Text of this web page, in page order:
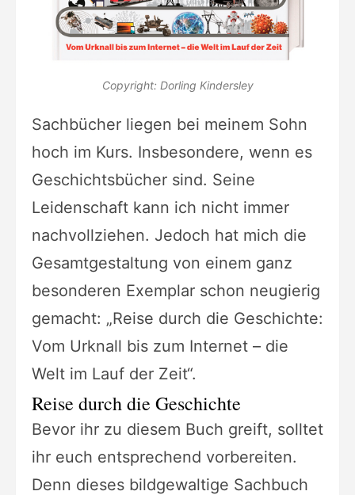
Copyright: Dorling Kindersley
Sachbücher liegen bei meinem Sohn
hoch im Kurs. Insbesondere, wenn es
Geschichtsbücher sind. Seine
Leidenschaft kann ich nicht immer
nachvollziehen. Jedoch hat mich die
Gesamtgestaltung von einem ganz
besonderen Exemplar schon neugierig
gemacht: „Reise durch die Geschichte:
Vom Urknall bis zum Internet – die
Welt im Lauf der Zeit“.
Reise durch die Geschichte
Bevor ihr zu diesem Buch greift, solltet
ihr euch entsprechend vorbereiten.
Denn dieses bildgewaltige Sachbuch